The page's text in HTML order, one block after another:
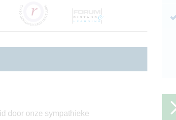
door onze sympathieke